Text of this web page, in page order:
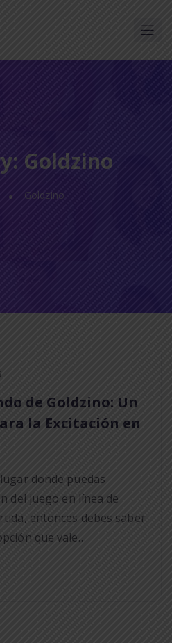
Goldzino
Goldzino
de Goldzino: Un
la Excitación en
donde puedas
del juego en línea de
entonces debes saber
que vale…